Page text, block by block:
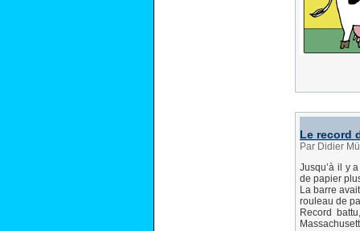
Le record
Par Didier
Jusqu’à il y
de papier
La barre
rouleau de
Record